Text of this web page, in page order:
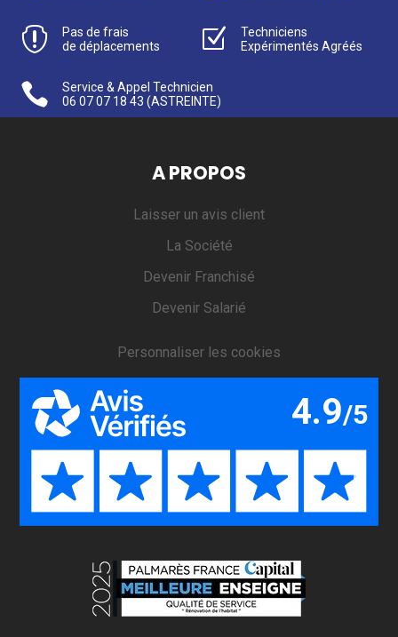

Pas de frais
de déplacements
Z
Techniciens
Expérimentés Agréés

Service & Appel Technicien
06 07 07 18 43 (ASTREINTE)
A PROPOS
Laisser un avis client
La Société
Devenir Franchisé
Devenir Salarié
Personnaliser les cookies